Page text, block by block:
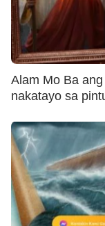
Alam Mo Ba ang
nakatayo sa